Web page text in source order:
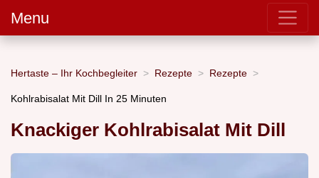
Menu
Hertaste – Ihr Kochbegleiter Rezepte Rezepte
Kohlrabisalat Mit Dill In 25 Minuten
Knackiger Kohlrabisalat Mit Dill